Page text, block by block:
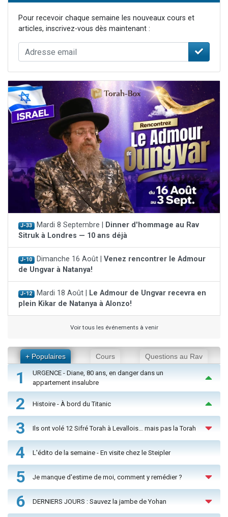
Pour recevoir chaque semaine les nouveaux cours et
articles, inscrivez-vous dès maintenant :
J-33 Mardi 8 Septembre |
Dinner d'hommage au Rav
Sitruk à Londres — 10 ans déjà
J-10 Dimanche 16 Août | Venez rencontrer le Admour
de Ungvar à Natanya!
J-12 Mardi 18 Août |
Le Admour de Ungvar recevra en
plein Kikar de Natanya à Alonzo!
Voir tous les événements à venir
+ Populaires Cours Questions au Rav
1
URGENCE - Diane, 80 ans, en danger dans un
appartement insalubre
2 Histoire - À bord du Titanic
3 Ils ont volé 12 Sifré Torah à Levallois… mais pas la Torah
4 L'édito de la semaine - En visite chez le Steipler
5 Je manque d'estime de moi, comment y remédier ?
6 DERNIERS JOURS : Sauvez la jambe de Yohan